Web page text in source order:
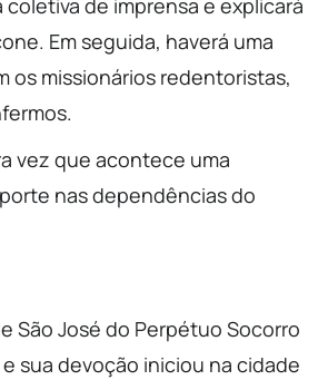
de imprensa e explicará
Em seguida, haverá uma
os missionários redentoristas,
vez que acontece uma
nas dependências do
São José do Perpétuo Socorro
sua devoção iniciou na cidade